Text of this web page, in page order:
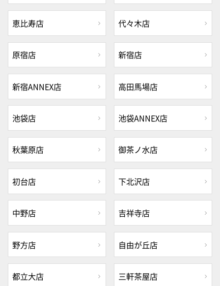
恵比寿店 代々木店
原宿店 新宿店
新宿ANNEX店 高田馬場店
池袋店 池袋ANNEX店
秋葉原店 御茶ノ水店
初台店 下北沢店
中野店 吉祥寺店
野方店 自由が丘店
都立大店 三軒茶屋店